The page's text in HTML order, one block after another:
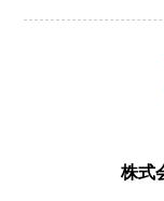
株式